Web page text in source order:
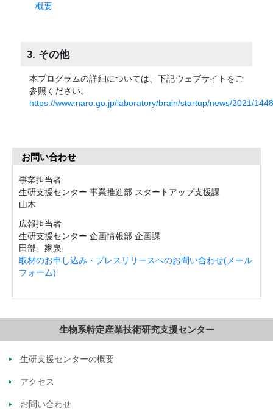
概要
3. その他
本プログラムの詳細については、下記ウェブサイトをご
参照ください。
https://www.naro.go.jp/laboratory/brain/startup/news/2021/
お問い合わせ
事業担当者
生研支援センター 事業推進部 スタートアップ支援課
山木
広報担当者
生研支援センター 企画情報部 企画課
田部、家泉
取材のお申し込み・プレスリリースへのお問い合わせ(メール
フォーム)
生物系特定産業技術研究支援センター
生研支援センターの概要
アクセス
お問い合わせ